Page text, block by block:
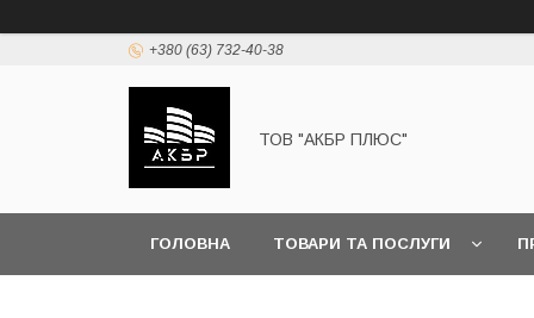
+380 (63) 732-40-38
ТОВ "АКБР ПЛЮС"
ГОЛОВНА ТОВАРИ ТА ПОСЛУГИ